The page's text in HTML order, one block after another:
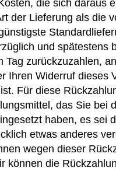
die sich daraus
der Lieferung als die
und spätestens
Tag zurückzuzahlen,
Ihren Widerruf dieses
Für diese
das Sie bei
haben, es sei
etwas anderes
wegen dieser
können die